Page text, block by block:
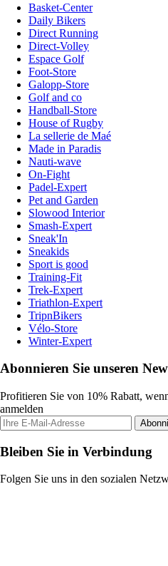
Basket-Center
Daily Bikers
Direct Running
Direct-Volley
Espace Golf
Foot-Store
Galopp-Store
Golf and co
Handball-Store
House of Rugby
La sellerie de Maé
Made in Paradis
Nauti-wave
On-Fight
Padel-Expert
Pet and Garden
Slowood Interior
Smash-Expert
Sneak'In
Sneakids
Sport is good
Training-Fit
Trek-Expert
Triathlon-Expert
TripnBikers
Vélo-Store
Winter-Expert
Abonnieren Sie unseren
Profitieren Sie von 10% Rabatt,
anmelden
Bleiben Sie in Verbindung
Folgen Sie uns in den sozialen